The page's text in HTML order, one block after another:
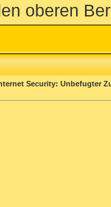
oberen
Security: Unbefugter